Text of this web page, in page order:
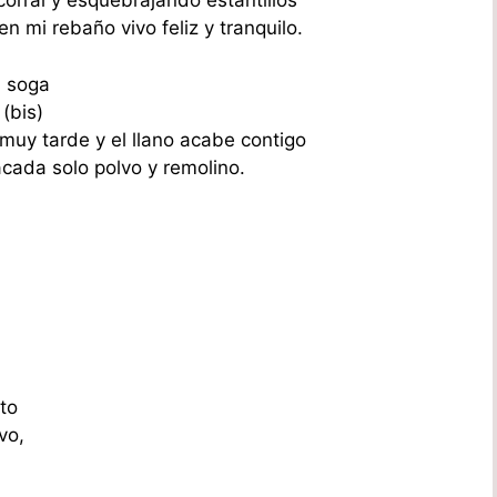
mi rebaño vivo feliz y tranquilo.
soga
tarde y el llano acabe contigo
solo polvo y remolino.